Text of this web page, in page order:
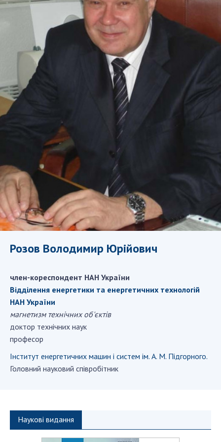
СТРУКТУРА
Президія НАН України
Апарат Президії
Секція фізико-технічних і математичних
наук
Секція хімічних і біологічних наук
Секція суспільних і гуманітарних наук
Установи при Президії
Ради, комітети та комісії
Наукові центри МОН та НАН України
Громадські організації
ДІЯЛЬНІСТЬ
Сесії Загальних зборів НАН України
Річні звіти НАН України
Річні фінансові звіти НАН України
Наукові публікації та видавнича діяльність
Охорона прав інтелектуальної власності та
трансфер технологій в наукових установах
Наукові об'єкти, що становлять національне
надбання
наукових установ
Конкурси наукових досліджень НАН України
Розов Володимир Юрійович
член-кореспондент НАН України
Відділення енергетики та енергетичних технологій
НАН України
магнетизм технічних об'єктів
доктор технічних наук
професор
Інститут енергетичних машин і систем ім. А. М. Підгорного.
Головний науковий співробітник
Наукові видання